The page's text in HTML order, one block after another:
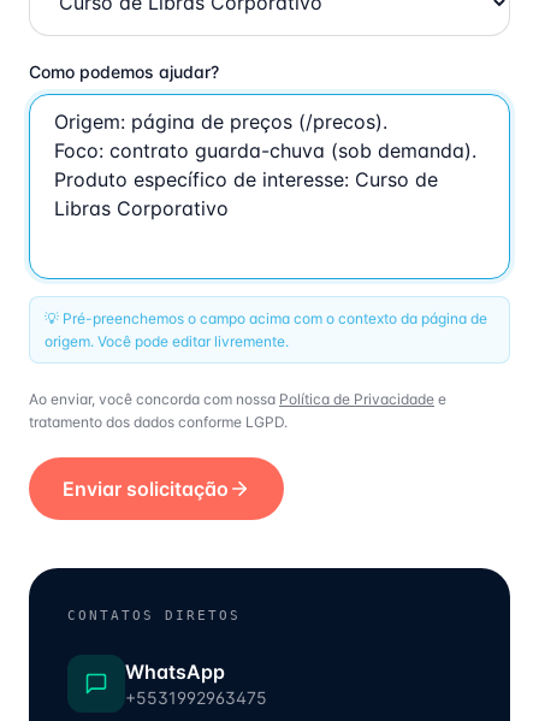
Como podemos ajudar?
💡 Pré-preenchemos o campo acima com o contexto da página de
origem. Você pode editar livremente.
Ao enviar, você concorda com nossa Política de Privacidade e
tratamento dos dados conforme LGPD.
Enviar solicitação
CONTATOS DIRETOS
WhatsApp
+5531992963475